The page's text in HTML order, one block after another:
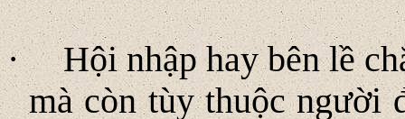
·
Hội nhập hay bên lề
mà còn tùy thuộc người